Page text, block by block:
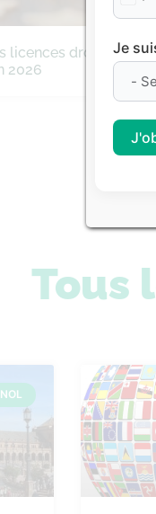
licences droit
2026
Tous
Je